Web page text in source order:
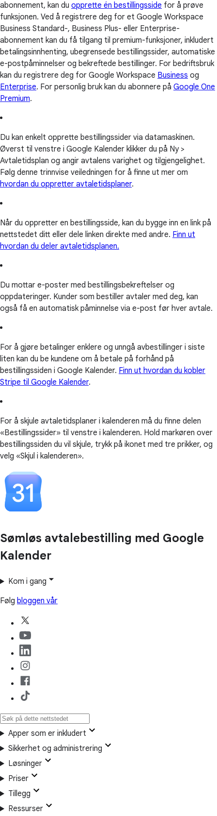
abonnement, kan du opprette én bestillingsside for å prøve
funksjonen. Ved å registrere deg for et Google Workspace
Business Standard-, Business Plus- eller Enterprise-
abonnement kan du få tilgang til premium-funksjoner, inkludert
betalingsinnhenting, ubegrensede bestillingssider, automatiske
e-postpåminnelser og bekreftede bestillinger. For bedriftsbruk
kan du registrere deg for Google Workspace Business og
Enterprise. For personlig bruk kan du abonnere på Google One
Premium.
Du kan enkelt opprette bestillingssider via datamaskinen.
Øverst til venstre i Google Kalender klikker du på Ny >
Avtaletidsplan og angir avtalens varighet og tilgjengelighet.
Følg denne trinnvise veiledningen for å finne ut mer om
hvordan du oppretter avtaletidsplaner.
Når du oppretter en bestillingsside, kan du bygge inn en link på
nettstedet ditt eller dele linken direkte med andre. Finn ut
hvordan du deler avtaletidsplanen.
Du mottar e-poster med bestillingsbekreftelser og
oppdateringer. Kunder som bestiller avtaler med deg, kan
også få en automatisk påminnelse via e-post før hver avtale.
For å gjøre betalinger enklere og unngå avbestillinger i siste
liten kan du be kundene om å betale på forhånd på
bestillingssiden i Google Kalender. Finn ut hvordan du kobler
Stripe til Google Kalender.
For å skjule avtaletidsplaner i kalenderen må du finne delen
«Bestillingssider» til venstre i kalenderen. Hold markøren over
bestillingssiden du vil skjule, trykk på ikonet med tre prikker, og
velg «Skjul i kalenderen».
Sømløs avtalebestilling med Google
Kalender
Kom i gang
Følg bloggen vår
Apper som er inkludert
Sikkerhet og administrering
Løsninger
Priser
Tillegg
Ressurser